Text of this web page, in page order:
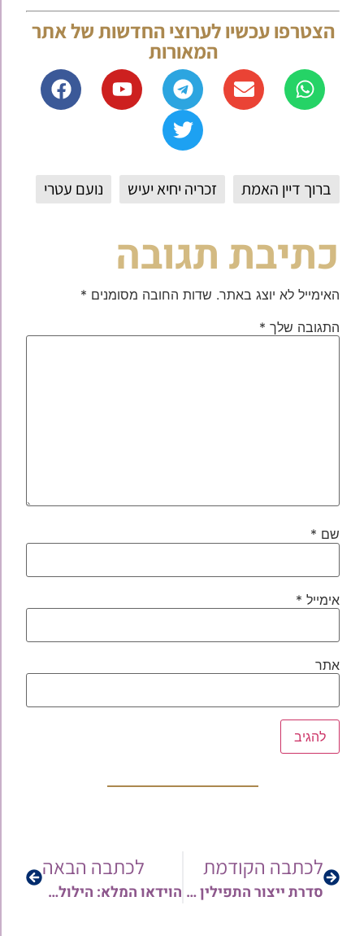
הצטרפו עכשיו לערוצי החדשות של אתר
המאורות
ברוך דיין האמת זכריה יחיא יעיש נועם עטרי
כתיבת תגובה
האימייל לא יוצג באתר. שדות החובה מסומנים *
התגובה שלך *
שם *
אימייל *
אתר
לכתבה הקודמת
סדרת ייצור התפילין – כתבה שישית ומסכמת: מאיפה צצו פתאום 'תפילין חרוצות'? | צפו בסרטונים >>>
לכתבה הבאה
הוידאו המלא: הילולת הרש"ש תשפ"ו וערב ההצדעה ל'המאורות' בהשתתפות רבנים, אישי ציבור וגדולי הזמר